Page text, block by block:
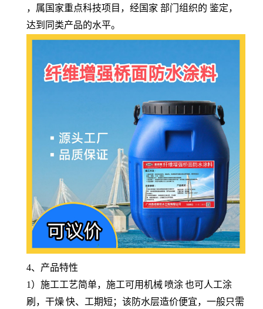
，属国家重点科技项目，经国家 部门组织的 鉴定，
达到同类产品的水平。
4、产品特性
1）施工工艺简单，施工可用机械 喷涂也可人工涂
刷， 干燥快、工期短；该防水层造价便宜，一般只需